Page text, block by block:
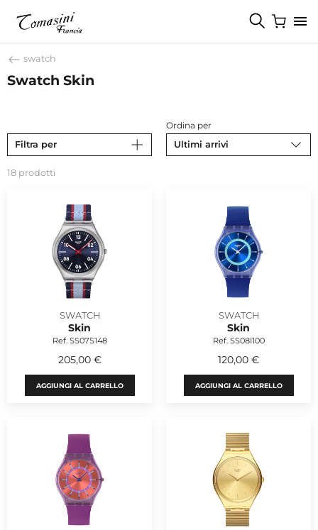
swatch
Swatch Skin
Filtra per
Ordina per
Ultimi arrivi
18 prodotti
SWATCH
Skin
Ref. SS07S148
205,00 €
AGGIUNGI AL CARRELLO
SWATCH
Skin
Ref. SS08I100
120,00 €
AGGIUNGI AL CARRELLO